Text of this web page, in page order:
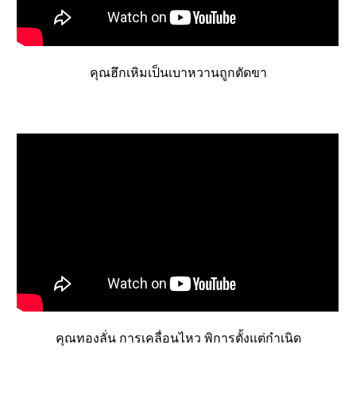
คุณฮึกเหิมเป็นเบาหวานถูกตัดขา
คุณทองลั่น การเคลื่อนไหว พิการตั้งแต่กำเนิด